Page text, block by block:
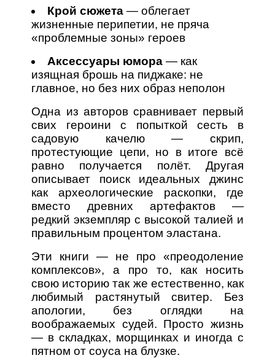
Крой сюжета — облегает
жизненные перипетии, не пряча
«проблемные зоны» героев
Аксессуары юмора — как
изящная брошь на пиджаке: не
главное, но без них образ неполон
Одна из авторов сравнивает первый
свих героини с попыткой сесть в
садовую качелю — скрип,
протестующие цепи, но в итоге всё
равно получается полёт. Другая
описывает поиск идеальных джинс
как археологические раскопки, где
вместо древних артефактов —
редкий экземпляр с высокой талией и
правильным процентом эластана.
Эти книги — не про «преодоление
комплексов», а про то, как носить
свою историю так же естественно, как
любимый растянутый свитер. Без
апологии, без оглядки на
воображаемых судей. Просто жизнь
— в складках, морщинках и иногда с
пятном от соуса на блузке.